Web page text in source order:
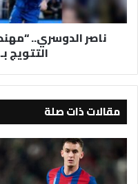
التتويج
بـ
ناصر الدوسري..
التتويج
مقالات ذات صلة